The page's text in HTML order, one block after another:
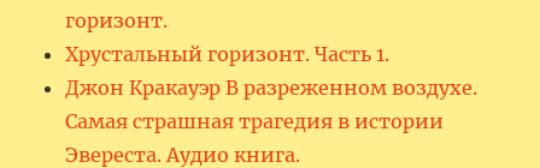
горизонт.
Хрустальный горизонт. Часть 1.
Джон Кракауэр В разреженном воздухе.
Самая страшная трагедия в истории
Эвереста. Аудио книга.